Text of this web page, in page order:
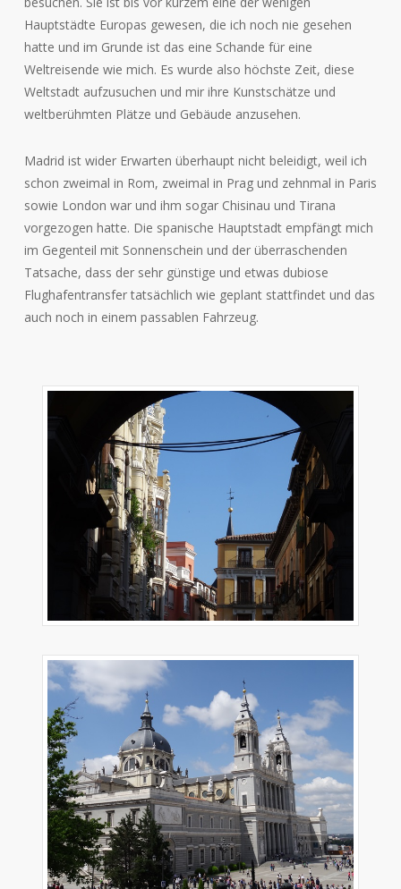
Hauptstädte Europas gewesen, die ich noch nie gesehen
hatte und im Grunde ist das eine Schande für eine
Weltreisende wie mich. Es wurde also höchste Zeit, diese
Weltstadt aufzusuchen und mir ihre Kunstschätze und
weltberühmten Plätze und Gebäude anzusehen.
Madrid ist wider Erwarten überhaupt nicht beleidigt, weil ich
schon zweimal in Rom, zweimal in Prag und zehnmal in Paris
sowie London war und ihm sogar Chisinau und Tirana
vorgezogen hatte. Die spanische Hauptstadt empfängt mich
im Gegenteil mit Sonnenschein und der überraschenden
Tatsache, dass der sehr günstige und etwas dubiose
Flughafentransfer tatsächlich wie geplant stattfindet und das
auch noch in einem passablen Fahrzeug.